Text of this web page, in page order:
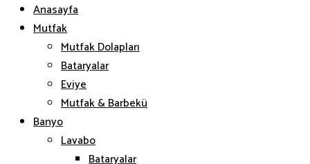
Anasayfa
Mutfak
Mutfak Dolapları
Bataryalar
Eviye
Mutfak & Barbekü
Banyo
Lavabo
Bataryalar